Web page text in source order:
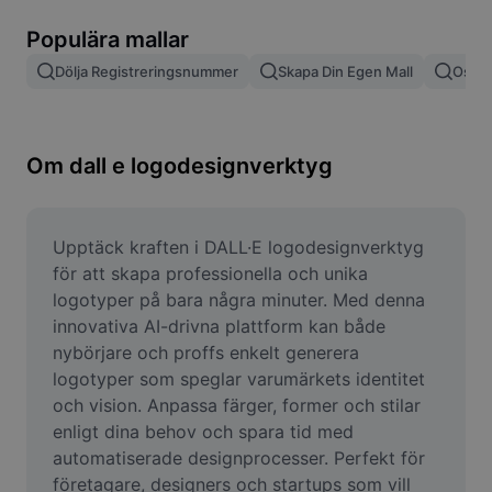
Slå samman bilder
Ändra storlek på bild
Meme-generator
AI Text Remover
AI People Remover
AI Inpainting
Face Cutout
Populära mallar
Dölja Registreringsnummer Skapa Din Egen Mall
Om dall e logodesignverktyg
Upptäck kraften i DALL·E logodesignverktyg
för att skapa professionella och unika
logotyper på bara några minuter. Med denna
innovativa AI-drivna plattform kan både
nybörjare och proffs enkelt generera
logotyper som speglar varumärkets identitet
och vision. Anpassa färger, former och stilar
enligt dina behov och spara tid med
automatiserade designprocesser. Perfekt för
företagare, designers och startups som vill